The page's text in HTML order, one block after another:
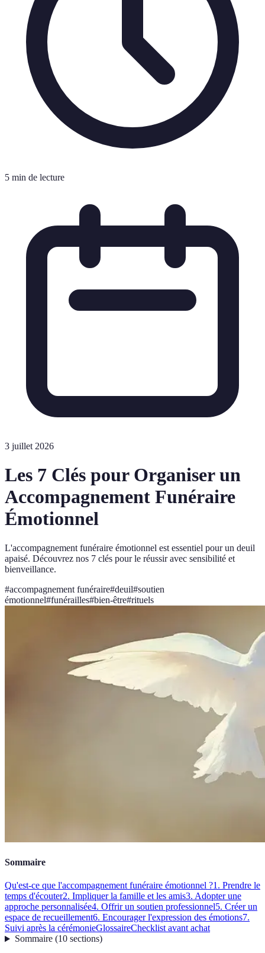
5 min de lecture
3 juillet 2026
Les 7 Clés pour Organiser un
Accompagnement Funéraire
Émotionnel
L'accompagnement funéraire émotionnel est essentiel pour un deuil
apaisé. Découvrez nos 7 clés pour le réussir avec sensibilité et
bienveillance.
#accompagnement funéraire#deuil#soutien
émotionnel#funérailles#bien-être#rituels
Sommaire
Qu'est-ce que l'accompagnement funéraire émotionnel ?1. Prendre le
temps d'écouter2. Impliquer la famille et les amis3. Adopter une
approche personnalisée4. Offrir un soutien professionnel5. Créer un
espace de recueillement6. Encourager l'expression des émotions7.
Suivi après la cérémonieGlossaireChecklist avant achat
Sommaire(10 sections)